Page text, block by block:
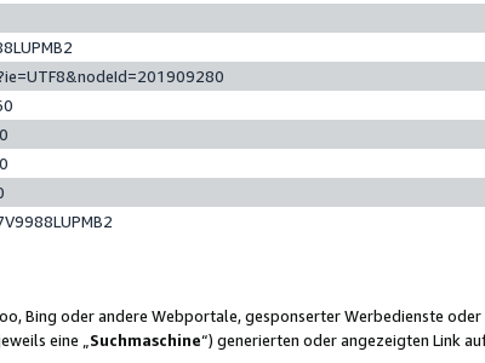
Bing oder andere Webportale, gesponserter Werbedienste oder
eine „ Suchmaschine“) generierten oder angezeigten Link